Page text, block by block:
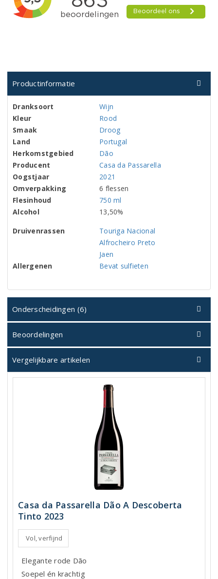
Productinformatie
Dranksoort
Wijn
Kleur
Rood
Smaak
Droog
Land
Portugal
Herkomstgebied
Dão
Producent
Casa da Passarella
Oogstjaar
2021
Omverpakking
6 flessen
Flesinhoud
750 ml
Alcohol
13,50%
Druivenrassen
Touriga Nacional
Alfrocheiro Preto
Jaen
Allergenen
Bevat sulfieten
Onderscheidingen (6)
Beoordelingen
Vergelijkbare artikelen
Casa da Passarella Dão A Descoberta
Tinto 2023
Vol, verfijnd
Elegante rode Dão
Soepel én krachtig